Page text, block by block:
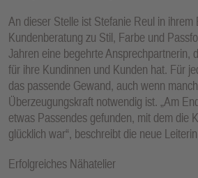
An dieser Stelle ist Stefanie Reul in ihrem
Kundenberatung zu Stil, Farbe und
Jahren eine begehrte Ansprechpartnerin,
für ihre Kundinnen und Kunden hat. Für
das passende Gewand, auch wenn
Überzeugungskraft notwendig ist. „Am
etwas Passendes gefunden, mit dem die
glücklich war“, beschreibt die neue
Erfolgreiches Nähatelier